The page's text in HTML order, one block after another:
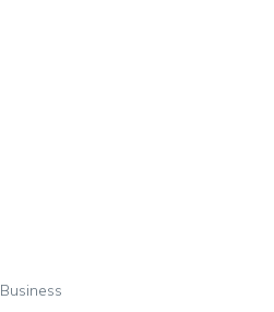
Business